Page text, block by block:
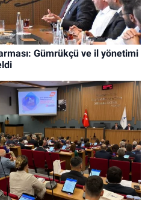
Gümrükçü ve il yönetimi